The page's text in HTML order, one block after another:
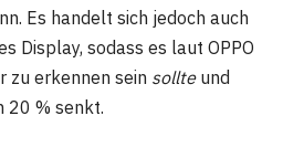
Es handelt sich jedoch auch
Display, sodass es laut OPPO
zu erkennen sein sollteund
20 % senkt.